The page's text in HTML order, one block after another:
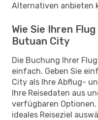
Alternativen anbieten
Wie Sie Ihren
Butuan City
Die Buchung Ihrer
einfach. Geben Sie
City als Ihre Abflug-
Ihre Reisedaten aus
verfügbaren Optionen.
ideales Reiseziel